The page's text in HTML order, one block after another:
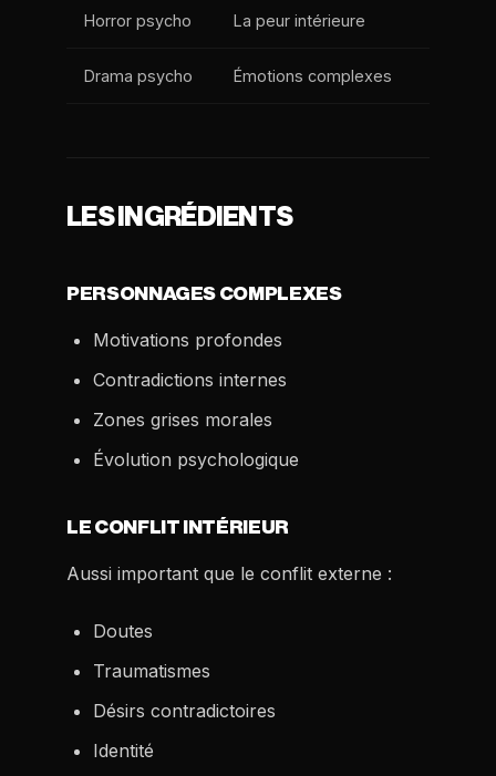
Horror psycho La peur intérieure
Drama psycho Émotions complexes
LES INGRÉDIENTS
PERSONNAGES COMPLEXES
Motivations profondes
Contradictions internes
Zones grises morales
Évolution psychologique
LE CONFLIT INTÉRIEUR
Aussi important que le conflit externe :
Doutes
Traumatismes
Désirs contradictoires
Identité